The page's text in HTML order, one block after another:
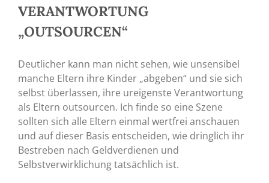
VERANTWORTUNG
„OUTSOURCEN“
Deutlicher kann man nicht sehen, wie unsensibel
manche Eltern ihre Kinder „abgeben“ und sie sich
selbst überlassen, ihre ureigenste Verantwortung
als Eltern outsourcen. Ich finde so eine Szene
sollten sich alle Eltern einmal wertfrei anschauen
und auf dieser Basis entscheiden, wie dringlich ihr
Bestreben nach Geldverdienen und
Selbstverwirklichung tatsächlich ist.